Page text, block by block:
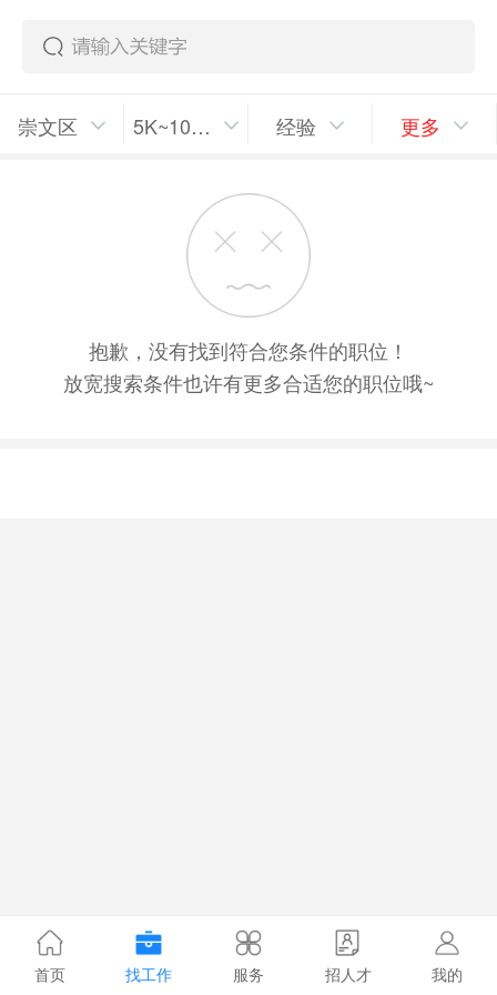
崇文区 5K~10K/月 经验 更多
抱歉，没有找到符合您条件的职位！
放宽搜索条件也许有更多合适您的职位哦~
首页 找工作 服务 招人才 我的